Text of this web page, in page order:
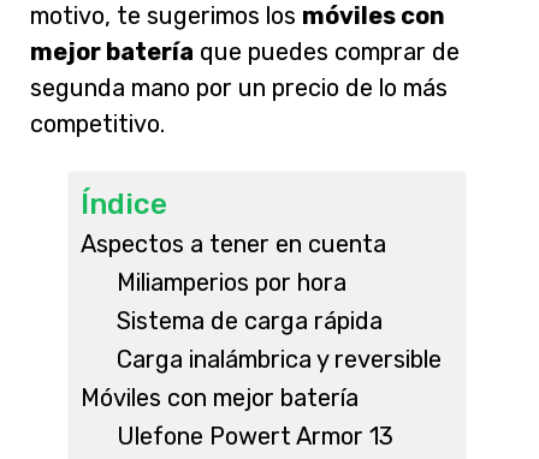
motivo, te sugerimos los móviles con
mejor batería que puedes comprar de
segunda mano por un precio de lo más
competitivo.
Índice
Aspectos a tener en cuenta
Miliamperios por hora
Sistema de carga rápida
Carga inalámbrica y reversible
Móviles con mejor batería
Ulefone Powert Armor 13